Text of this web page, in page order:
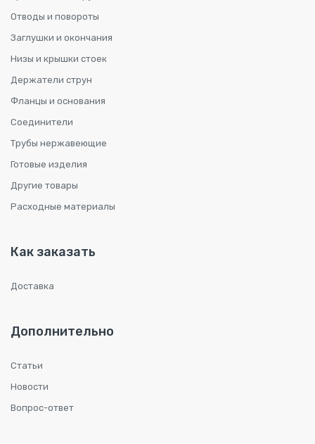
Отводы и повороты
Заглушки и окончания
Низы и крышки стоек
Держатели струн
Фланцы и основания
Соединители
Трубы нержавеющие
Готовые изделия
Другие товары
Расходные материалы
Как заказать
Доставка
Дополнительно
Статьи
Новости
Вопрос-ответ